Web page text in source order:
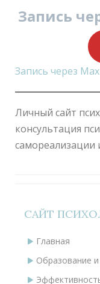
Запись
Запись через Max
Личный сайт
консультация
самореализации
САЙТ
Главная
Образование